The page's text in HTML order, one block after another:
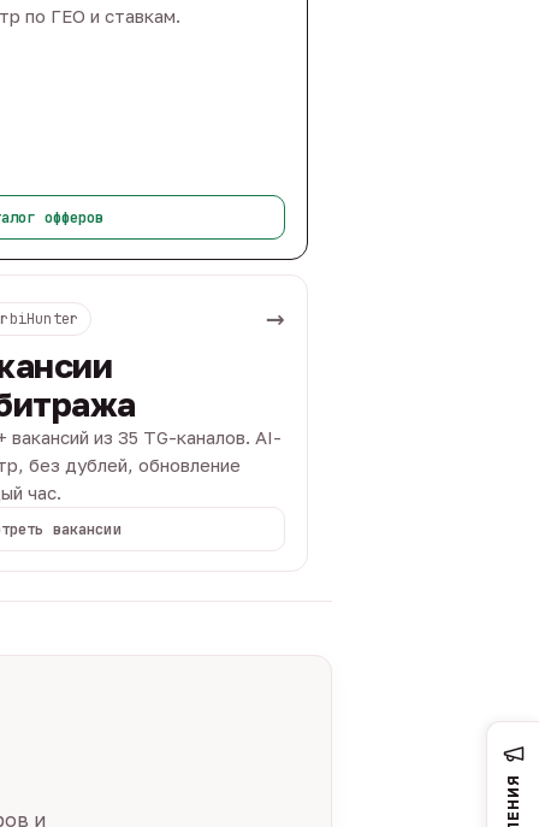
по ГЕО и ставкам.
офферов
→
вакансий из 35 TG-каналов. AI-
без дублей, обновление
час.
вакансии
и